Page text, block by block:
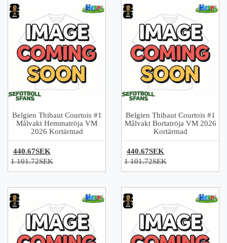
Belgien Thibaut Courtois #1
Målvakt Hemmatröja VM
2026 Kortärmad
440.67SEK
1 101.72SEK
Belgien Thibaut Courtois #1
Målvakt Bortatröja VM 2026
Kortärmad
440.67SEK
1 101.72SEK